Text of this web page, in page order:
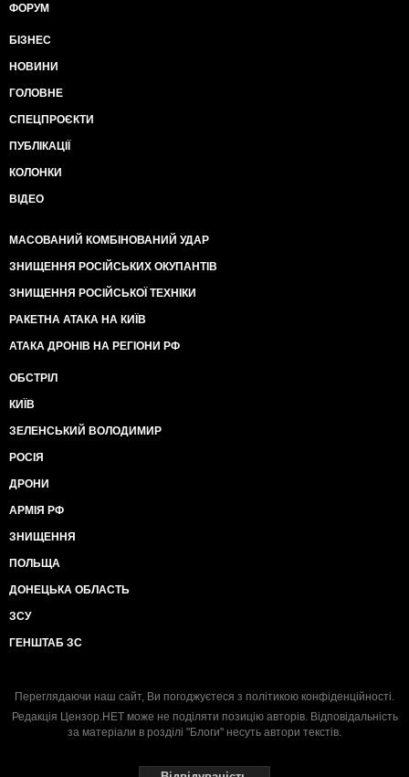
ФОРУМ
БІЗНЕС
НОВИНИ
ГОЛОВНЕ
СПЕЦПРОЄКТИ
ПУБЛІКАЦІЇ
КОЛОНКИ
ВІДЕО
МАСОВАНИЙ КОМБІНОВАНИЙ УДАР
ЗНИЩЕННЯ РОСІЙСЬКИХ ОКУПАНТІВ
ЗНИЩЕННЯ РОСІЙСЬКОЇ ТЕХНІКИ
РАКЕТНА АТАКА НА КИЇВ
АТАКА ДРОНІВ НА РЕГІОНИ РФ
ОБСТРІЛ
КИЇВ
ЗЕЛЕНСЬКИЙ ВОЛОДИМИР
РОСІЯ
ДРОНИ
АРМІЯ РФ
ЗНИЩЕННЯ
ПОЛЬЩА
ДОНЕЦЬКА ОБЛАСТЬ
ЗСУ
ГЕНШТАБ ЗС
Переглядаючи наш сайт, Ви погоджуєтеся з політикою конфіденційності.
Редакція Цензор.НЕТ може не поділяти позицію авторів. Відповідальність
за матеріали в розділі "Блоги" несуть автори текстів.